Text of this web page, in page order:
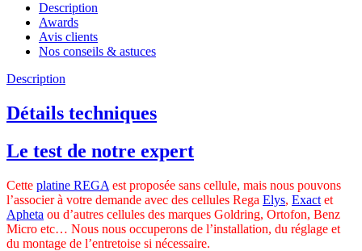
Description
Awards
Avis clients
Nos conseils & astuces
Description
Détails techniques
Le test de notre expert
Cette platine REGA est proposée sans cellule, mais nous pouvons
l’associer à votre demande avec des cellules Rega Elys, Exact et
Apheta ou d’autres cellules des marques Goldring, Ortofon, Benz
Micro etc… Nous nous occuperons de l’installation, du réglage et
du montage de l’entretoise si nécessaire.